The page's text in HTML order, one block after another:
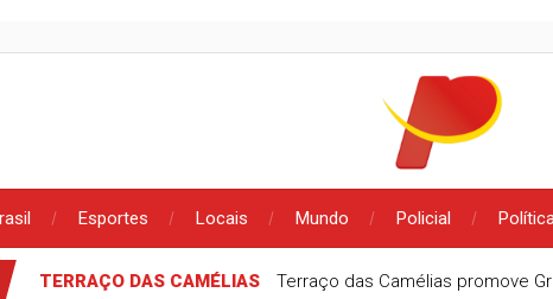
Esportes Locais Mundo Policial
TERRAÇO DAS CAMÉLIAS Terraço das Camélias promove